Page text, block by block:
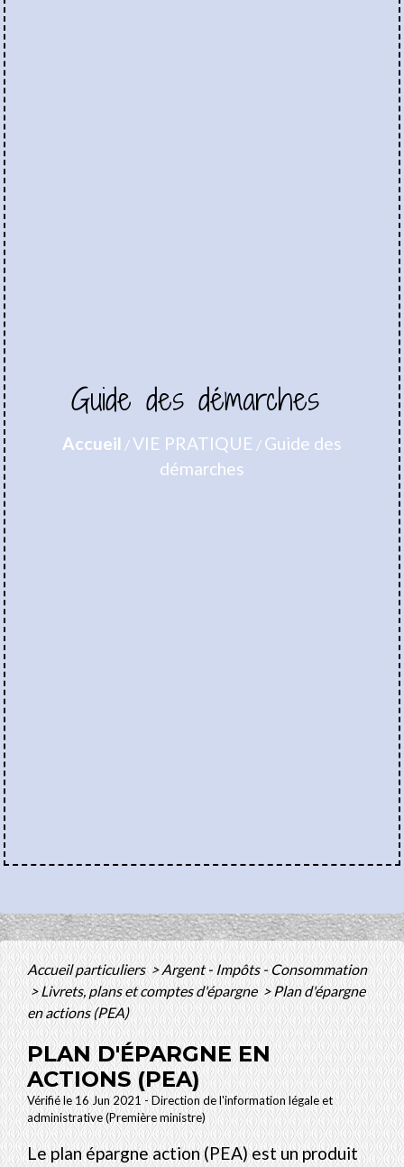
Guide des démarches
Accueil /VIE PRATIQUE / Guide des
démarches
Accueil particuliers>Argent - Impôts - Consommation
>Livrets, plans et comptes d'épargne > Plan d'épargne
en actions (PEA)
PLAN D'ÉPARGNE EN
ACTIONS (PEA)
Vérifié le 16 Jun 2021 - Direction de l'information légale et
administrative (Première ministre)
Le plan épargne action (PEA) est un produit